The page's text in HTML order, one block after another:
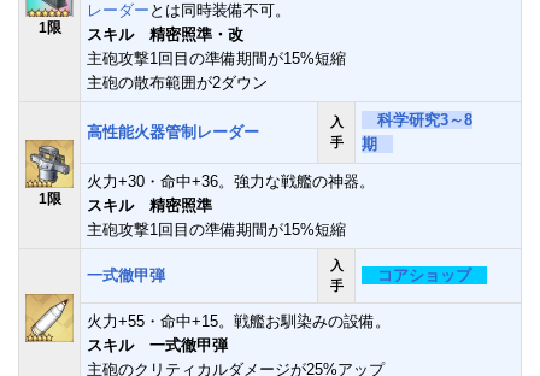
1限
レーダー とは同時装備不可。
スキル 精密照準・改
主砲攻撃1回目の準備期間が15%短縮
主砲の散布範囲が2ダウン
1限
高性能火器管制レーダー
入
手
科学研究3～8
期
火力+30・命中+36。強力な戦艦の神器。
スキル 精密照準
主砲攻撃1回目の準備期間が15%短縮
一式徹甲弾
入
手
コアショップ
火力+55・命中+15。戦艦お馴染みの設備。
スキル 一式徹甲弾
主砲のクリティカルダメージが25%アップ